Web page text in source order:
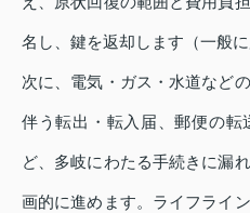
名し、鍵を返却します（一般
次に、電気・ガス・水道など
伴う転出・転入届、郵便の転
ど、多岐にわたる手続きに漏
画的に進めます。ライフライ